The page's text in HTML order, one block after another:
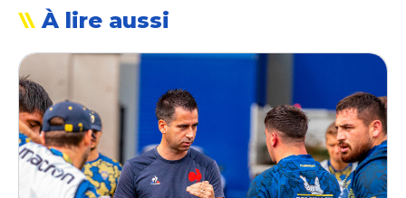
À lire aussi